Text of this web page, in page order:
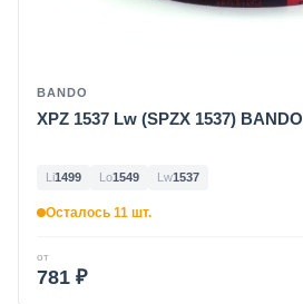
BANDO
XPZ 1537 Lw (SPZX 1537) BANDO
Li1499 Lo1549 Lw1537
Осталось 11 шт.
от
781 ₽